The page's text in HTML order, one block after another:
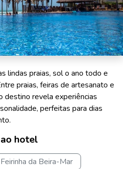
lindas praias, sol o ano todo e
praias, feiras de artesanato e
destino revela experiências
perfeitas para dias
hotel
Feirinha da Beira-Mar